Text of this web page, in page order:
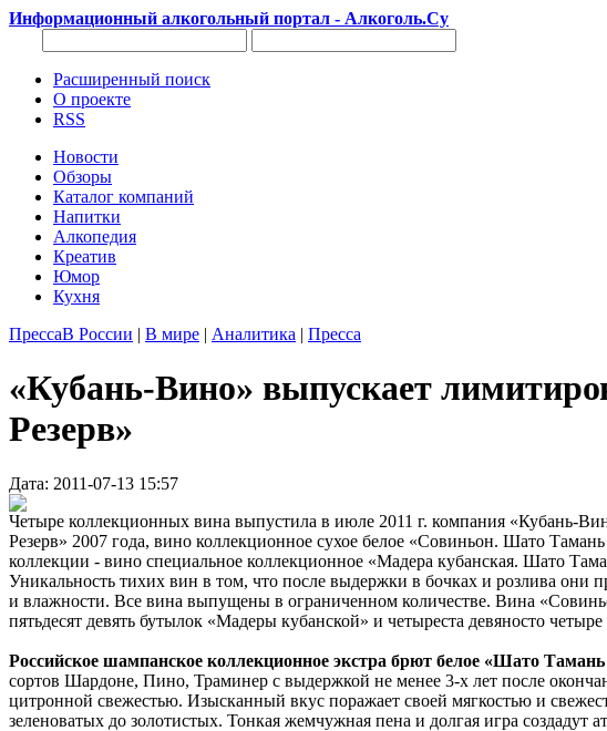
Информационный алкогольный портал - Алкоголь.Су
Расширенный поиск
О проекте
RSS
Новости
Обзоры
Каталог компаний
Напитки
Алкопедия
Креатив
Юмор
Кухня
ПрессаВ России | В мире | Аналитика | Пресса
«Кубань-Вино» выпускает
Резерв»
Дата: 2011-07-13 15:57
Четыре коллекционных вина выпустила в июле 2011 г. компания «Кубань-
Резерв» 2007 года, вино коллекционное сухое белое «Совиньон. Шато
коллекции - вино специальное коллекционное «Мадера кубанская. Шато
Уникальность тихих вин в том, что после выдержки в бочках и розлива они
и влажности. Все вина выпущены в ограниченном количестве. Вина
пятьдесят девять бутылок «Мадеры кубанской» и четыреста девяносто
Российское шампанское коллекционное экстра брют белое «Шато Тамань
сортов Шардоне, Пино, Траминер с выдержкой не менее 3-х лет после
цитронной свежестью. Изысканный вкус поражает своей мягкостью и
зеленоватых до золотистых. Тонкая жемчужная пена и долгая игра создадут